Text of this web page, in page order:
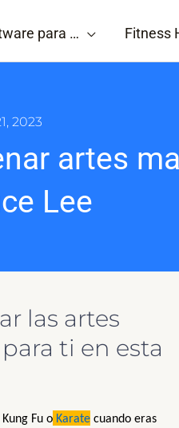
para … Fitness
2023
artes
Lee
las artes
ti en esta
Fu o Karate cuando eras